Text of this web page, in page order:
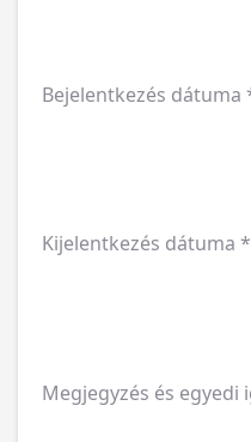
Bejelentkezés dátuma
Kijelentkezés dátuma *
Megjegyzés és egyedi